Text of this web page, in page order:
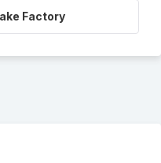
Factory